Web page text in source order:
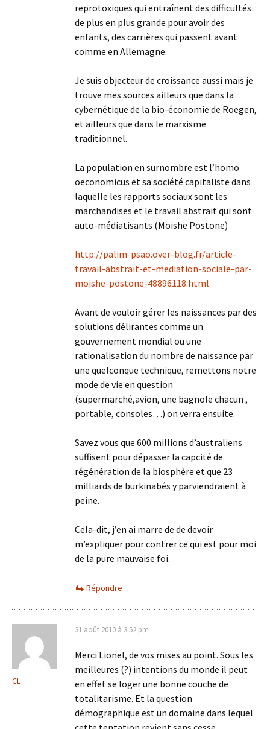
reprotoxiques qui entraînent des difficultés
de plus en plus grande pour avoir des
enfants, des carrières qui passent avant
comme en Allemagne.
Je suis objecteur de croissance aussi mais je
trouve mes sources ailleurs que dans la
cybernétique de la bio-économie de Roegen,
et ailleurs que dans le marxisme
traditionnel.
La population en surnombre est l’homo
oeconomicus et sa société capitaliste dans
laquelle les rapports sociaux sont les
marchandises et le travail abstrait qui sont
auto-médiatisants (Moishe Postone)
http://palim-psao.over-blog.fr/article-
travail-abstrait-et-mediation-sociale-par-
moishe-postone-48896118.html
Avant de vouloir gérer les naissances par des
solutions délirantes comme un
gouvernement mondial ou une
rationalisation du nombre de naissance par
une quelconque technique, remettons notre
mode de vie en question
(supermarché,avion, une bagnole chacun ,
portable, consoles…) on verra ensuite.
Savez vous que 600 millions d’australiens
suffisent pour dépasser la capcité de
régénération de la biosphère et que 23
milliards de burkinabés y parviendraient à
peine.
Cela-dit, j’en ai marre de de devoir
m’expliquer pour contrer ce qui est pour moi
de la pure mauvaise foi.
Répondre
CL
31 août 2010 à 3:52 pm
Merci Lionel, de vos mises au point. Sous les
meilleures (?) intentions du monde il peut
en effet se loger une bonne couche de
totalitarisme. Et la question
démographique est un domaine dans lequel